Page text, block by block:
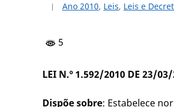
Ano 2010, Leis, Leis e
5
LEI N.º 1.592/2010 DE 23/
Dispõe sobre: Estabelece